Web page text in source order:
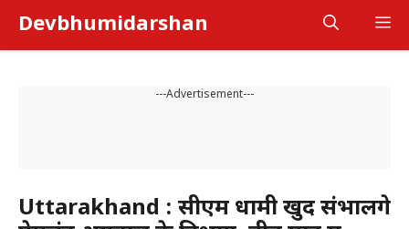
content
Devbhumidarshan
---Advertisement---
Uttarakhand : सीएम धामी खुद संभालेंगे